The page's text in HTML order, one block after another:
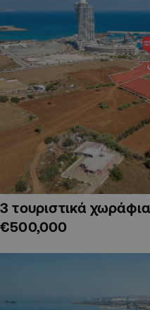
3 τουριστικά
€500,000